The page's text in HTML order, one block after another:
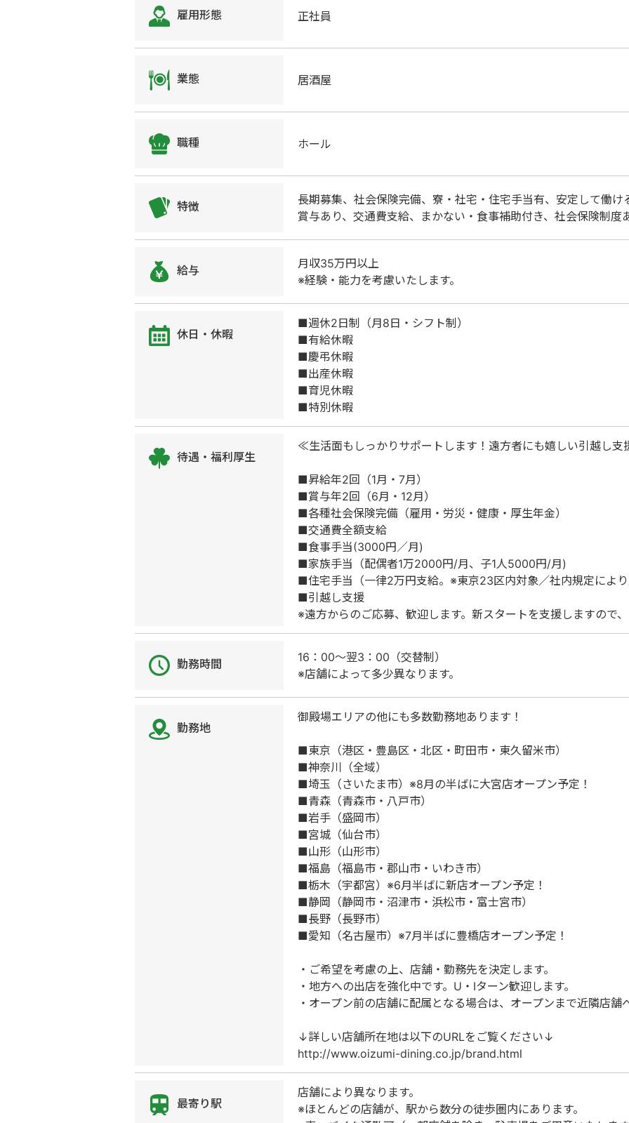
雇用形態 正社員
業態 居酒屋
職種 ホール
特徴
長期募集、社会保険完備、寮・社宅・住宅手当有、安定して働
賞与あり、交通費支給、まかない・食事補助付き、社会保険制度
給与
月収35万円以上
※経験・能力を考慮いたします。
休日・休暇
■週休2日制（月8日・シフト制）
■有給休暇
■慶弔休暇
■出産休暇
■育児休暇
■特別休暇
待遇・福利厚生
≪生活面もしっかりサポートします！遠方者にも嬉しい引越し
■昇給年2回（1月・7月）
■賞与年2回（6月・12月）
■各種社会保険完備（雇用・労災・健康・厚生年金）
■交通費全額支給
■食事手当(3000円／月)
■家族手当（配偶者1万2000円/月、子1人5000円/月)
■住宅手当（一律2万円支給。※東京23区内対象／社内規定によ
■引越し支援
※遠方からのご応募、歓迎します。新スタートを支援しますので
勤務時間
16：00～翌3：00（交替制）
※店舗によって多少異なります。
勤務地
御殿場エリアの他にも多数勤務地あります！
■東京（港区・豊島区・北区・町田市・東久留米市）
■神奈川（全域）
■埼玉（さいたま市）※8月の半ばに大宮店オープン予定！
■青森（青森市・八戸市）
■岩手（盛岡市）
■宮城（仙台市）
■山形（山形市）
■福島（福島市・郡山市・いわき市）
■栃木（宇都宮）※6月半ばに新店オープン予定！
■静岡（静岡市・沼津市・浜松市・富士宮市）
■長野（長野市）
■愛知（名古屋市）※7月半ばに豊橋店オープン予定！
・ご希望を考慮の上、店舗・勤務先を決定します。
・地方への出店を強化中です。U・Iターン歓迎します。
・オープン前の店舗に配属となる場合は、オープンまで近隣店舗
↓詳しい店舗所在地は以下のURLをご覧ください↓
http://www.oizumi-dining.co.jp/brand.html
最寄り駅
店舗により異なります。
※ほとんどの店舗が、駅から数分の徒歩圏内にあります。